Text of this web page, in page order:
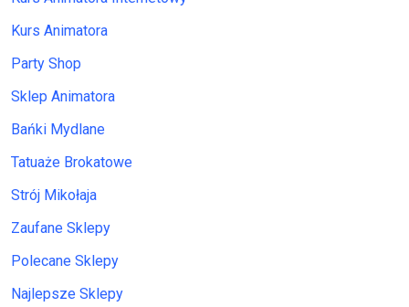
Kurs Animatora
Party Shop
Sklep Animatora
Bańki Mydlane
Tatuaże Brokatowe
Strój Mikołaja
Zaufane Sklepy
Polecane Sklepy
Najlepsze Sklepy